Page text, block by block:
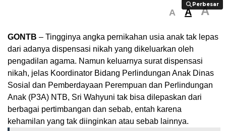
Perbesar
Perbesar
A A A
GONTB – Tingginya angka pernikahan usia anak tak lepas
dari adanya dispensasi nikah yang dikeluarkan oleh
pengadilan agama. Namun keluarnya surat dispensasi
nikah, jelas Koordinator Bidang Perlindungan Anak Dinas
Sosial dan Pemberdayaan Perempuan dan Perlindungan
Anak (P3A) NTB, Sri Wahyuni tak bisa dilepaskan dari
berbagai pertimbangan dan sebab, entah karena
kehamilan yang tak diinginkan atau sebab lainnya.